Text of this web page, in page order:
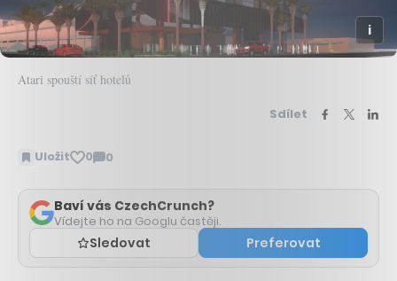
Atari spouští síť hotelů
Sdílet
Uložit 0 0
Zobrazit
Baví vás CzechCrunch?
Vídejte ho na Googlu častěji.
Sledovat Preferovat